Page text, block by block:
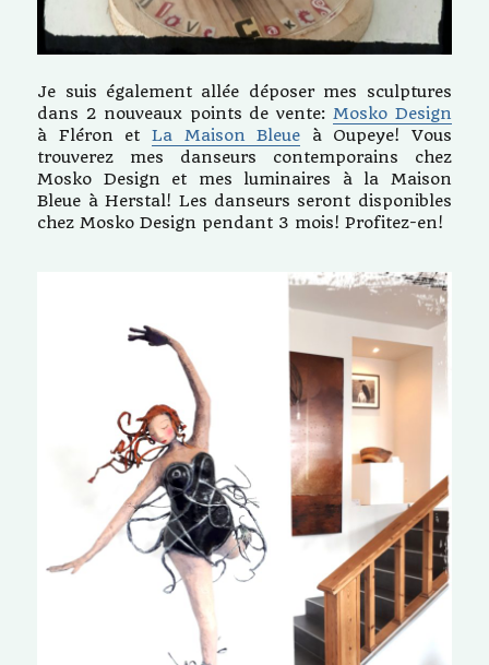
Je suis également allée déposer mes sculptures
dans 2 nouveaux points de vente:Mosko Design
à Fléron et La Maison Bleue à Oupeye! Vous
trouverez mes danseurs contemporains chez
Mosko Design et mes luminaires à la Maison
Bleue à Herstal! Les danseurs seront disponibles
chez Mosko Design pendant 3 mois! Profitez-en!